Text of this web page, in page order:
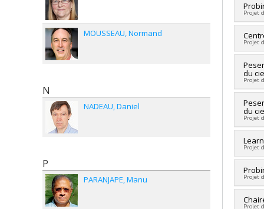
Co-
Projet
Projet
Co-
Liu,
du
Projet
Co-
du
Projet
Projet
Co-
Projet
Projet
MOUSSEAU Normand
N
NADEAU Daniel
P
PARANJAPE Manu